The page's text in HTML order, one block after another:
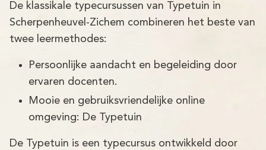
De klassikale typecursussen van Typetuin in
Scherpenheuvel-Zichem combineren het beste van
twee leermethodes:
Persoonlijke aandacht en begeleiding door
ervaren docenten.
Mooie en gebruiksvriendelijke online
omgeving: De Typetuin
De Typetuin is een typecursus ontwikkeld door